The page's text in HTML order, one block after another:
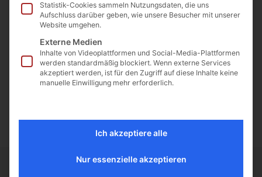
€ 238,00(inkl. MwSt.)
Statistik-Cookies sammeln Nutzungsdaten, die uns
Aufschluss darüber geben, wie unsere Besucher mit unserer
Website umgehen.
Externe Medien
Inhalte von Videoplattformen und Social-Media-Plattformen
werden standardmäßig blockiert. Wenn externe Services
akzeptiert werden, ist für den Zugriff auf diese Inhalte keine
manuelle Einwilligung mehr erforderlich.
Ich akzeptiere alle
Nur essenzielle akzeptieren